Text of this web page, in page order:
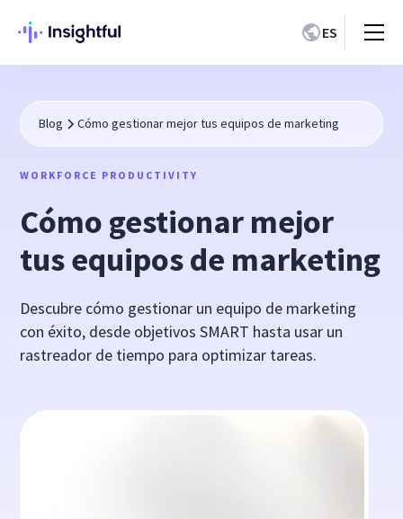
ES
Blog Cómo gestionar mejor tus equipos de marketing
WORKFORCE PRODUCTIVITY
Cómo gestionar mejor
tus equipos de marketing
Descubre cómo gestionar un equipo de marketing
con éxito, desde objetivos SMART hasta usar un
rastreador de tiempo para optimizar tareas.